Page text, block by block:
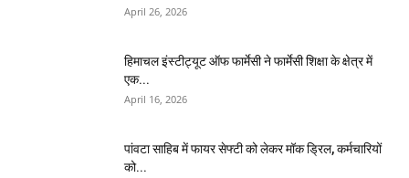
April 26, 2026
हिमाचल इंस्टीट्यूट ऑफ फार्मेसी ने फार्मेसी शिक्षा के क्षेत्र में
एक...
April 16, 2026
पांवटा साहिब में फायर सेफ्टी को लेकर मॉक ड्रिल, कर्मचारियों
को...